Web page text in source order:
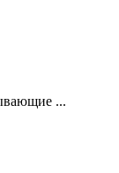
...